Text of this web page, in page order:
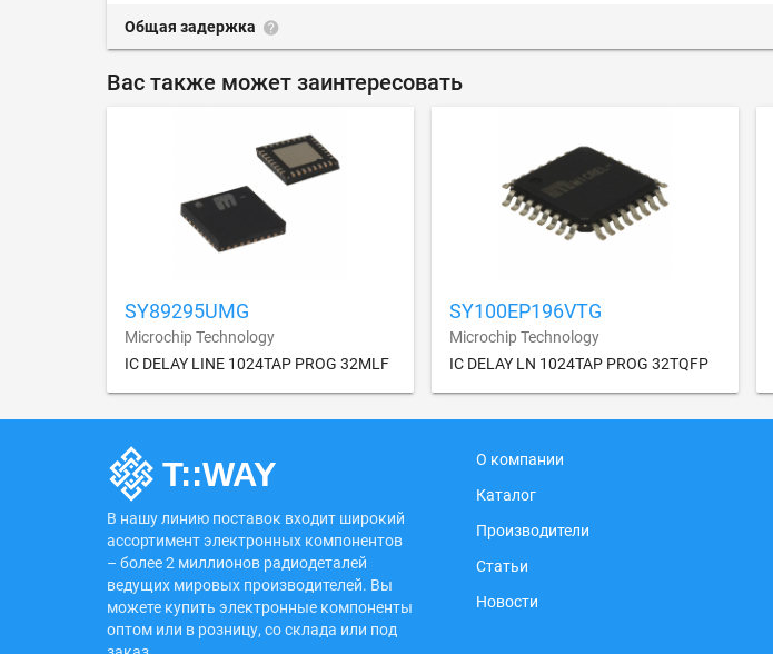
Общая задержка
Вас также может заинтересовать
SY89295UMG
Microchip Technology
IC DELAY LINE 1024TAP PROG 32MLF
SY100EP196VTG
Microchip Technology
IC DELAY LN 1024TAP PROG 32TQFP
В нашу линию поставок входит широкий
ассортимент электронных компонентов
– более 2 миллионов радиодеталей
ведущих мировых производителей. Вы
можете купить электронные компоненты
оптом или в розницу, со склада или под
О компании
Каталог
Производители
Статьи
Новости